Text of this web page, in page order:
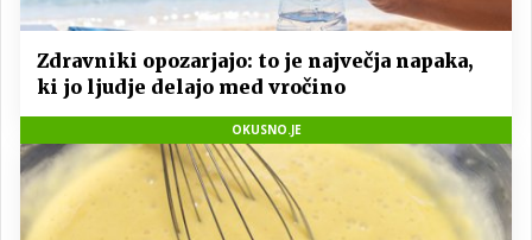
Zdravniki opozarjajo: to je največja napaka,
ki jo ljudje delajo med vročino
OKUSNO.JE